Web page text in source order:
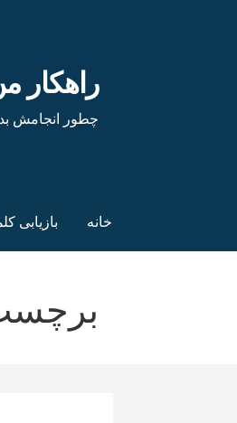
راهکار
چطور انجامش
خانه بازیابی